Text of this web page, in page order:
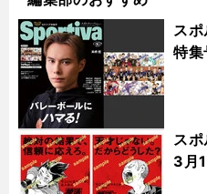
ス
特
ス
3月